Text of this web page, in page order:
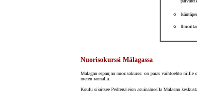
Nuorisokurssi Málagassa
Malagan espanjan nuorisokurssi on paras vaihtoehto
meren rannalla.
Koulu sijaitsee Pedregalejon asuinalueella Malagan